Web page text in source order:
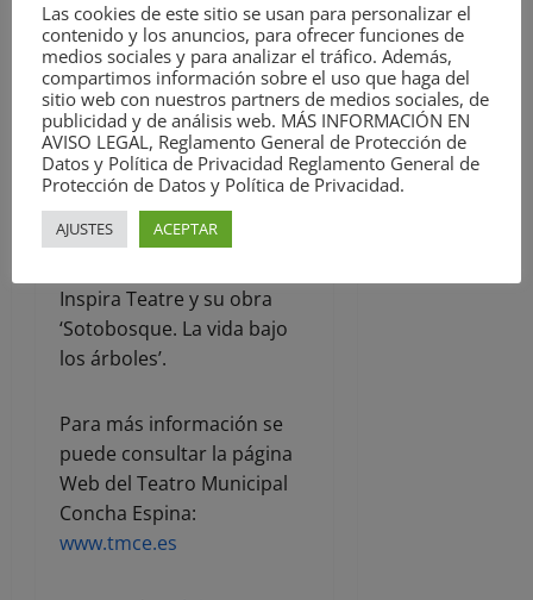
horas), se representará en
el TMCE el espectáculo de
ritmo, baile, luces, música y
humor con ‘Impulso de
Mayumaná’.
Esta IV edición de
‘Primavera en el TMCE’
Inspira Teatre y su obra
‘Sotobosque. La vida bajo
los árboles’.
Para más información se
puede consultar la página
Web del Teatro Municipal
Concha Espina:
www.tmce.es
Las cookies de este sitio se usan para personalizar el
contenido y los anuncios, para ofrecer funciones de
medios sociales y para analizar el tráfico. Además,
compartimos información sobre el uso que haga del
sitio web con nuestros partners de medios sociales, de
publicidad y de análisis web. MÁS INFORMACIÓN EN
AVISO LEGAL, Reglamento General de Protección de
Datos y Política de Privacidad Reglamento General de
Protección de Datos y Política de Privacidad.
AJUSTES ACEPTAR